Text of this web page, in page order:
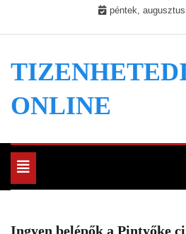
péntek,
ONLINE
Toggle
navigation
Ingyen belépők a Pintyőke